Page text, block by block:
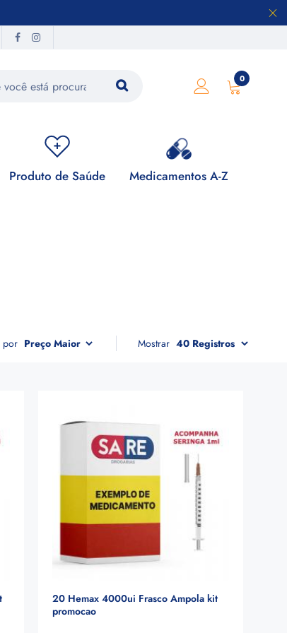
0
Produto de Saúde Medicamentos A-Z
por Mostrar
20 Hemax 4000ui Frasco Ampola kit
promocao